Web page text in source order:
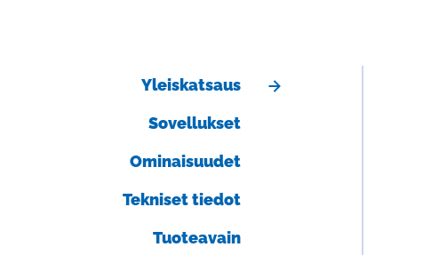
Yleiskatsaus
Sovellukset
Ominaisuudet
Tekniset tiedot
Tuoteavain